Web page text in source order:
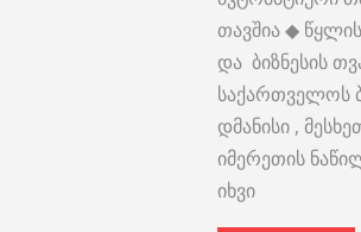
თავშია ◆
და ბიზნესის
საქართველოს
დმანისი ,
იმერეთის
იხვი